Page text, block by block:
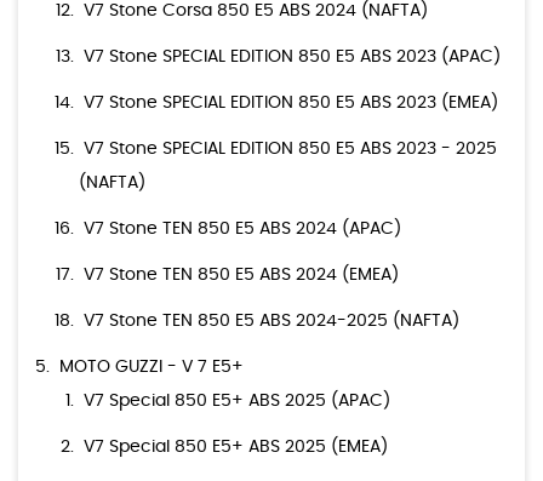
V7 Stone Corsa 850 E5 ABS 2024 (NAFTA)
V7 Stone SPECIAL EDITION 850 E5 ABS 2023 (APAC)
V7 Stone SPECIAL EDITION 850 E5 ABS 2023 (EMEA)
V7 Stone SPECIAL EDITION 850 E5 ABS 2023 - 2025
(NAFTA)
V7 Stone TEN 850 E5 ABS 2024 (APAC)
V7 Stone TEN 850 E5 ABS 2024 (EMEA)
V7 Stone TEN 850 E5 ABS 2024-2025 (NAFTA)
MOTO GUZZI - V 7 E5+
V7 Special 850 E5+ ABS 2025 (APAC)
V7 Special 850 E5+ ABS 2025 (EMEA)